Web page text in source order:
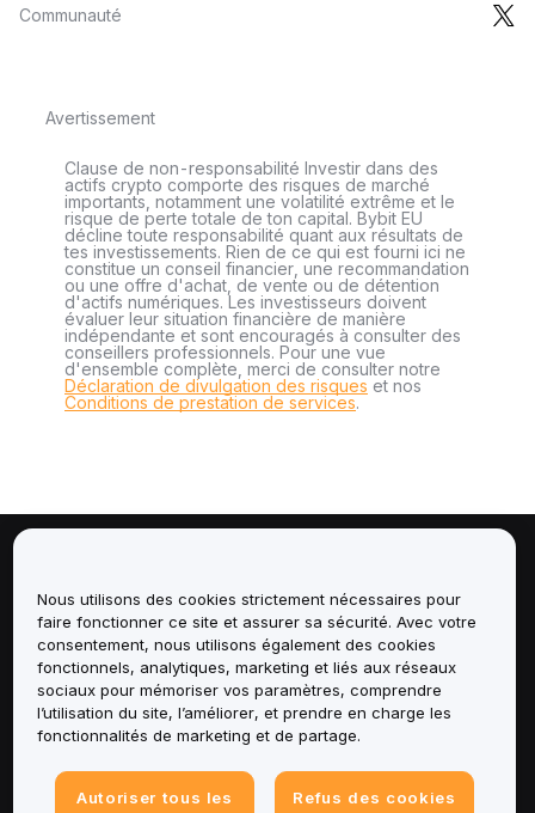
Communauté
Avertissement
Clause de non-responsabilité Investir dans des
actifs crypto comporte des risques de marché
importants, notamment une volatilité extrême et le
risque de perte totale de ton capital. Bybit EU
décline toute responsabilité quant aux résultats de
tes investissements. Rien de ce qui est fourni ici ne
constitue un conseil financier, une recommandation
ou une offre d'achat, de vente ou de détention
d'actifs numériques. Les investisseurs doivent
évaluer leur situation financière de manière
indépendante et sont encouragés à consulter des
conseillers professionnels. Pour une vue
d'ensemble complète, merci de consulter notre
Déclaration de divulgation des risques et nos
Conditions de prestation de services.
Services
Assistance
Produits
Mentions légales
Nous utilisons des cookies strictement nécessaires pour
faire fonctionner ce site et assurer sa sécurité. Avec votre
consentement, nous utilisons également des cookies
fonctionnels, analytiques, marketing et liés aux réseaux
sociaux pour mémoriser vos paramètres, comprendre
l’utilisation du site, l’améliorer, et prendre en charge les
fonctionnalités de marketing et de partage.
Autoriser tous les
Refus des cookies